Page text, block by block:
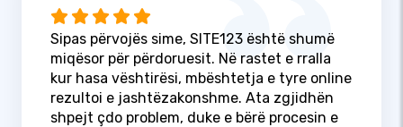
Sipas përvojës sime, SITE123 është shumë
miqësor për përdoruesit. Në rastet e rralla
kur hasa vështirësi, mbështetja e tyre online
rezultoi e jashtëzakonshme. Ata zgjidhën
shpejt çdo problem, duke e bërë procesin e